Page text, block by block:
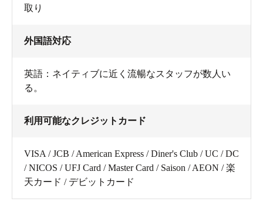
取り
外国語対応
英語：ネイティブに近く流暢なスタッフが数人い
る。
利用可能なクレジットカード
VISA / JCB / American Express / Diner's Club / UC / DC
/ NICOS / UFJ Card / Master Card / Saison / AEON / 楽
天カード / デビットカード